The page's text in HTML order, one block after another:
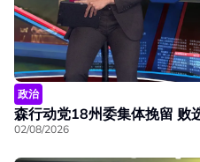
政治
森行动党18州委集体挽留 败
02/08/2026